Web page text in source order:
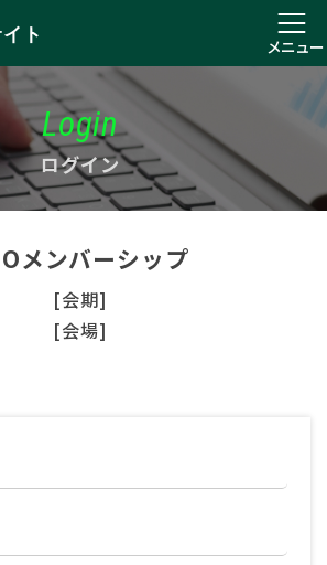
ト
メニュー
Login
ログイン
メンバーシップ
[会期]
[会場]